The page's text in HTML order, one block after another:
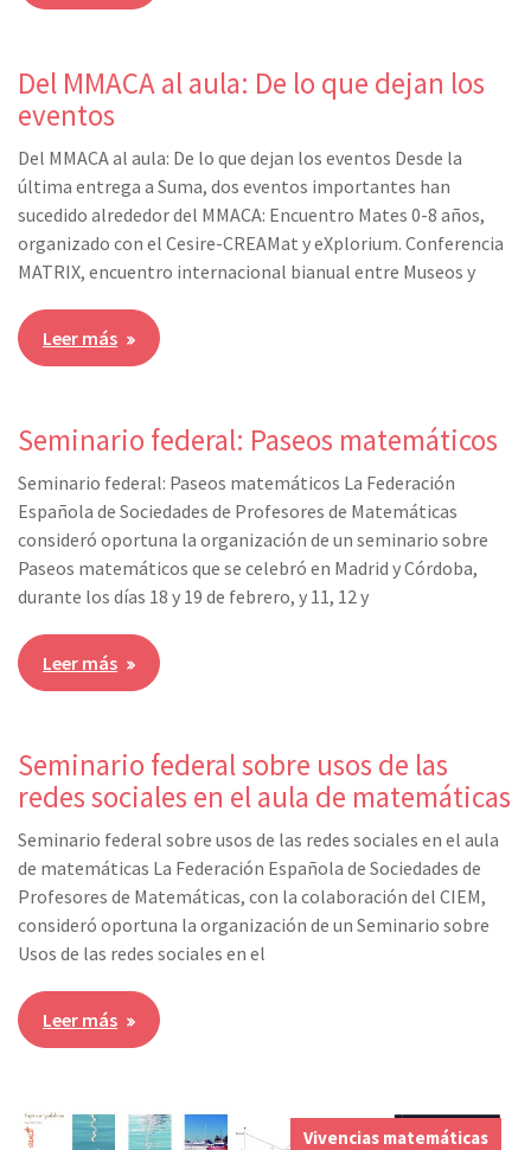
Del MMACA al aula: De lo que dejan los
eventos
Del MMACA al aula: De lo que dejan los eventos Desde la
última entrega a Suma, dos eventos importantes han
sucedido alrededor del MMACA: Encuentro Mates 0-8 años,
organizado con el Cesire-CREAMat y eXplorium. Conferencia
MATRIX, encuentro internacional bianual entre Museos y
Leer más
Seminario federal: Paseos matemáticos
Seminario federal: Paseos matemáticos La Federación
Española de Sociedades de Profesores de Matemáticas
consideró oportuna la organización de un seminario sobre
Paseos matemáticos que se celebró en Madrid y Córdoba,
durante los días 18 y 19 de febrero, y 11, 12 y
Leer más
Seminario federal sobre usos de las
redes sociales en el aula de matemáticas
Seminario federal sobre usos de las redes sociales en el aula
de matemáticas La Federación Española de Sociedades de
Profesores de Matemáticas, con la colaboración del CIEM,
consideró oportuna la organización de un Seminario sobre
Usos de las redes sociales en el
Leer más
Vivencias matemáticas